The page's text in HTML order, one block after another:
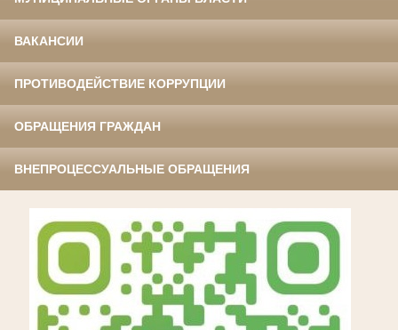
ВАКАНСИИ
ПРОТИВОДЕЙСТВИЕ КОРРУПЦИИ
ОБРАЩЕНИЯ ГРАЖДАН
ВНЕПРОЦЕССУАЛЬНЫЕ ОБРАЩЕНИЯ